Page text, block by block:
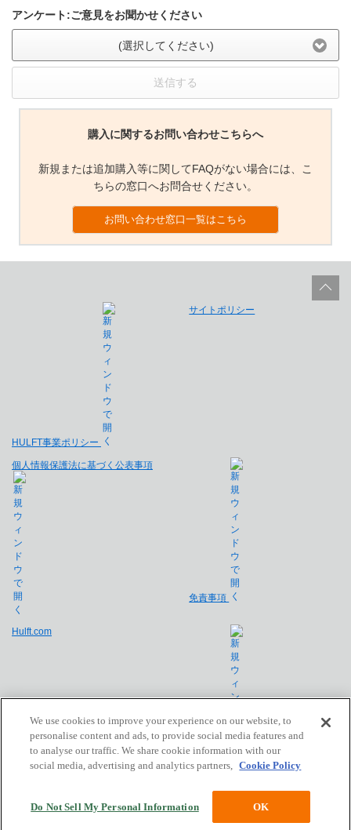
アンケート:ご意見をお聞かせください
(選択してください)
送信する
購入に関するお問い合わせこちらへ
新規または追加購入等に関してFAQがない場合には、こ
ちらの窓口へお問合せください。
お問い合わせ窓口一覧はこちら
HULFT事業ポリシー
サイトポリシー
個人情報保護法に基づく公表事項
免責事項
Hulft.com
会社概要
Powered by
We use cookies to improve your experience on our website, to
personalise content and ads, to provide social media features and
to analyse our traffic. We share cookie information with our
social media, advertising and analytics partners, Cookie Policy
Do Not Sell My Personal Information OK